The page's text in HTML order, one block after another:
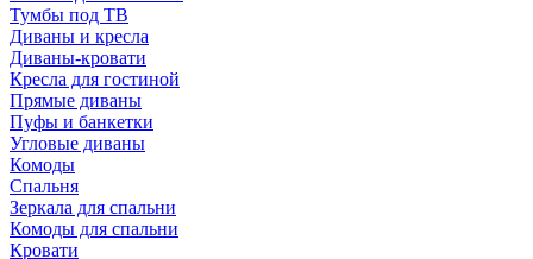
Тумбы под ТВ
Диваны и кресла
Диваны-кровати
Кресла для гостиной
Прямые диваны
Пуфы и банкетки
Угловые диваны
Комоды
Спальня
Зеркала для спальни
Комоды для спальни
Кровати